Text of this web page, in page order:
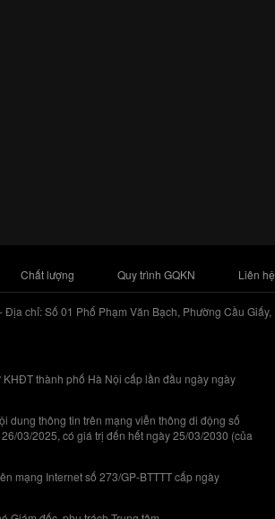
Chất lượng Quy trình GQKN Liên hệ
chỉ: Số 01 Phố Phạm Văn Bạch, Phường Cầu Giấy,
thành phố Hà Nội cấp lần đầu ngày ngày
dung thông tin trên mạng viễn thông di động số
03/2025, có giá trị đến hết ngày 25/03/2030 (của
mạng Internet số 273/GP-BTTTT cấp ngày